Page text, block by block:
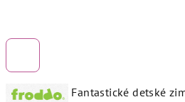
Fantastické detské